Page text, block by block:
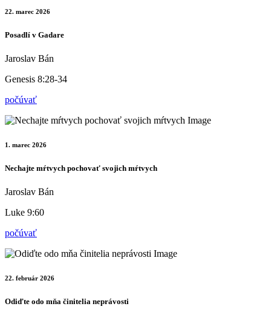
22. marec 2026
Posadlí v Gadare
Jaroslav Bán
Genesis 8:28-34
počúvať
1. marec 2026
Nechajte mŕtvych pochovať svojich mŕtvych
Jaroslav Bán
Luke 9:60
počúvať
22. február 2026
Odiďte odo mňa činitelia neprávosti